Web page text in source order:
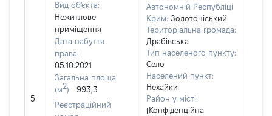
5
Вид об'єкта:
Нежитлове
приміщення
Дата набуття
права:
05.10.2021
Загальна площа
(м2):
993,3
Реєстраційний
Автономній Республіці
Крим: Золотоніський
Територіальна громада:
Драбівська
Тип населеного пункту:
Село
Населений пункт:
Нехайки
Район у місті:
[Конфіденційна